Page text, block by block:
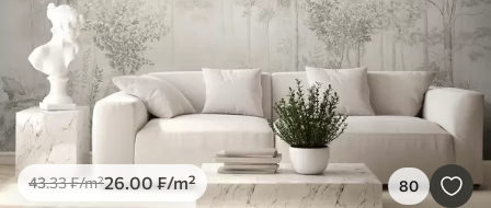
43.33₣/m²26.00₣/m² 80